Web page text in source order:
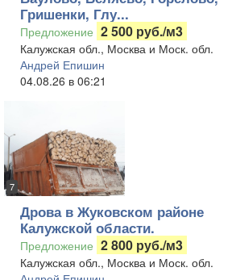
Гришенки, Глу...
Предложение 2 500 руб./м3
Калужская обл., Москва и Моск. обл.
Андрей Епишин
04.08.26 в 06:21
7
Дрова в Жуковском районе
Калужской области.
Предложение 2 800 руб./м3
Калужская обл., Москва и Моск. обл.